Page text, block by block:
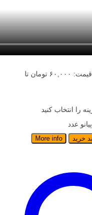
محدوده قیمت: ۶۰,۰۰۰ تومان تا
را انتخاب کنید
عدد
خرید More info